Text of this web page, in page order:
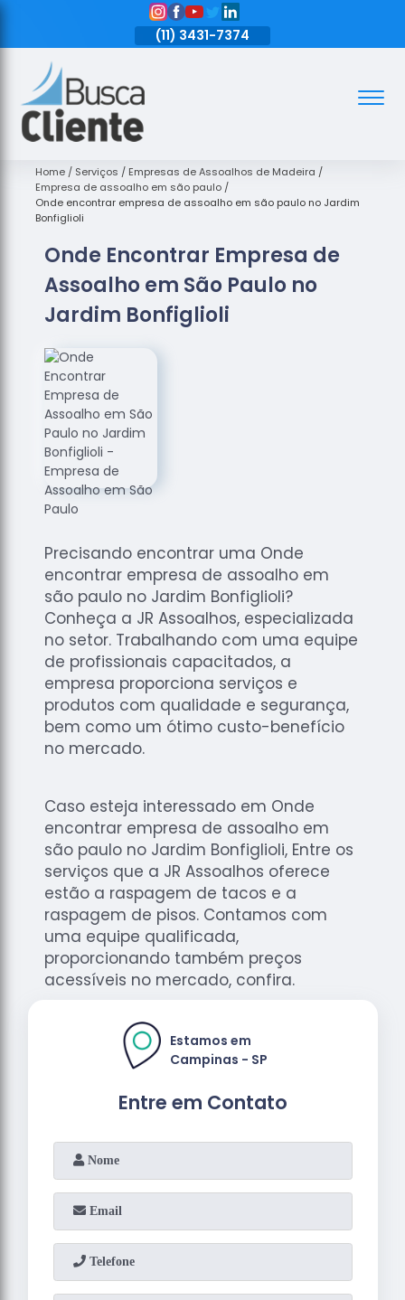
(11) 3431-7374
Assoalhos
de Madeira
Decks de
Madeira
Empresas
Assoalhos
de Madeira
Assoalhos
Raspagem
de
Assoalhos
Raspagem
de Tacos
Raspagem
de
Madeiras
Raspagens
de Pisos
Tacos de
Madeiras
Home Serviços
Empresas de Assoalhos de Madeira
Empresa de assoalho em são paulo
Onde encontrar empresa de assoalho em são paulo no Jardim
Bonfiglioli
Onde Encontrar Empresa de
Assoalho em São Paulo no
Jardim Bonfiglioli
Precisando encontrar uma Onde
encontrar empresa de assoalho em
são paulo no Jardim Bonfiglioli?
Conheça a JR Assoalhos, especializada
no setor. Trabalhando com uma equipe
de profissionais capacitados, a
empresa proporciona serviços e
produtos com qualidade e segurança,
bem como um ótimo custo-benefício
no mercado.
Caso esteja interessado em Onde
encontrar empresa de assoalho em
são paulo no Jardim Bonfiglioli, Entre os
serviços que a JR Assoalhos oferece
estão a raspagem de tacos e a
raspagem de pisos. Contamos com
uma equipe qualificada,
proporcionando também preços
acessíveis no mercado, confira.
Entre em Contato
Estamos em
Campinas - SP